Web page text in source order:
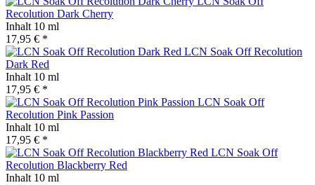
Recolution Dark Cherry
Inhalt 10 ml
17,95 € *
LCN Soak Off Recolution
Dark Red
Inhalt 10 ml
17,95 € *
LCN Soak Off
Recolution Pink Passion
Inhalt 10 ml
17,95 € *
LCN Soak Off
Recolution Blackberry Red
Inhalt 10 ml